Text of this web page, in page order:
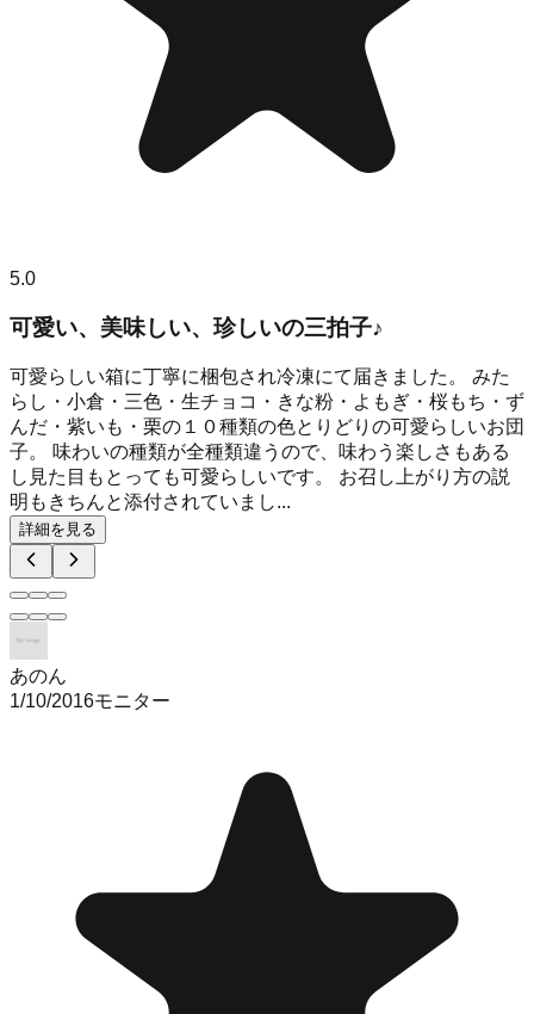
5.0
可愛い、美味しい、珍しいの三拍子♪
可愛らしい箱に丁寧に梱包され冷凍にて届きました。 みた
らし・小倉・三色・生チョコ・きな粉・よもぎ・桜もち・ず
んだ・紫いも・栗の１０種類の色とりどりの可愛らしいお団
子。 味わいの種類が全種類違うので、味わう楽しさもある
し見た目もとっても可愛らしいです。 お召し上がり方の説
明もきちんと添付されていまし...
詳細を見る
あのん
1/10/2016モニター